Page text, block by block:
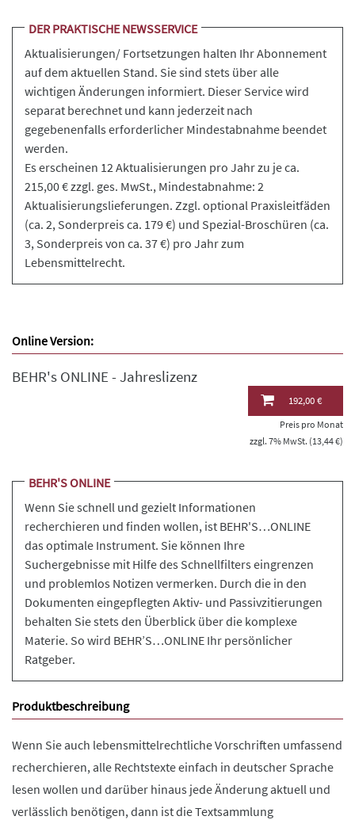
DER PRAKTISCHE NEWSSERVICE
Aktualisierungen/ Fortsetzungen halten Ihr Abonnement
auf dem aktuellen Stand. Sie sind stets über alle
wichtigen Änderungen informiert. Dieser Service wird
separat berechnet und kann jederzeit nach
gegebenenfalls erforderlicher Mindestabnahme beendet
werden.
Es erscheinen 12 Aktualisierungen pro Jahr zu je ca.
215,00 € zzgl. ges. MwSt., Mindestabnahme: 2
Aktualisierungslieferungen. Zzgl. optional Praxisleitfäden
(ca. 2, Sonderpreis ca. 179 €) und Spezial-Broschüren (ca.
3, Sonderpreis von ca. 37 €) pro Jahr zum
Lebensmittelrecht.
Online Version:
BEHR's ONLINE - Jahreslizenz
192,00 €
Preis pro Monat
zzgl. 7% MwSt. (13,44 €)
BEHR'S ONLINE
Wenn Sie schnell und gezielt Informationen
recherchieren und finden wollen, ist BEHR'S…ONLINE
das optimale Instrument. Sie können Ihre
Suchergebnisse mit Hilfe des Schnellfilters eingrenzen
und problemlos Notizen vermerken. Durch die in den
Dokumenten eingepflegten Aktiv- und Passivzitierungen
behalten Sie stets den Überblick über die komplexe
Materie. So wird BEHR’S…ONLINE Ihr persönlicher
Ratgeber.
Produktbeschreibung
Wenn Sie auch lebensmittelrechtliche Vorschriften umfassend
recherchieren, alle Rechtstexte einfach in deutscher Sprache
lesen wollen und darüber hinaus jede Änderung aktuell und
verlässlich benötigen, dann ist die Textsammlung